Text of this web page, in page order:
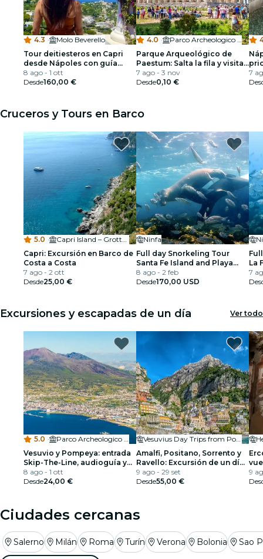
4.3 ·
Molo Beverello
Tour deitiesteros en Capri
desde Nápoles con guía
local
8 ago - 1 ott
Desde160,00 €
4.0 ·
Parco Archeologico di Paestum
Parque Arqueológico de
Paestum: Salta la fila y visita
guiada
7 ago - 3 nov
Desde0,10 €
7
Cruceros y Tours en Barco
5.0 ·
Capri Island – Grotta Bianca
Capri: Excursión en Barco de
Costa a Costa
7 ago - 2 ott
Desde25,00 €
Ninfa
Full day Snorkeling Tour
Santa Fe Island and Playa
Escondida
8 ago - 2 feb
Desde170,00 USD
La
&
7
Excursiones y escapadas de un día Ver todo
5.0 ·
Parco Archeologico di Pompei
Vesuvio y Pompeya: entrada
Skip-The-Line, audioguía y
viaje de ida y vuelta
8 ago - 1 ott
Desde24,00 €
Vesuvius Day Trips from Pompei
Amalfi, Positano, Sorrento y
Ravello: Excursión de un día
desde Pompeya
9 ago - 29 set
Desde55,00 €
9
Ciudades cercanas
Salerno Milán Roma Turín Verona Bolonia Sao